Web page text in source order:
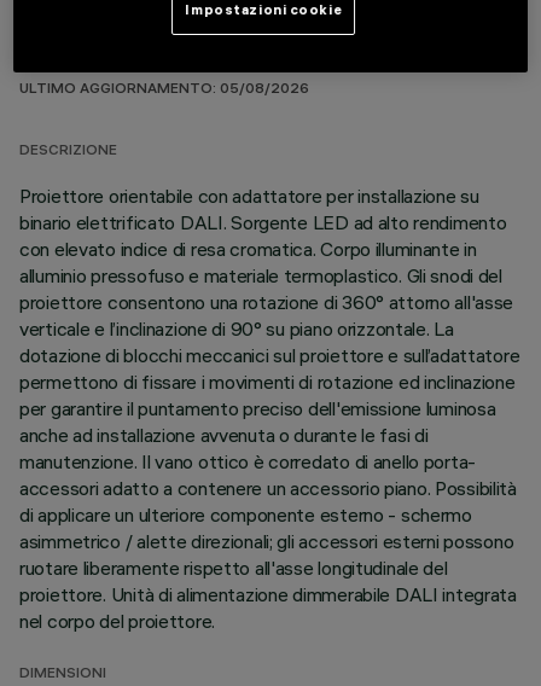
ULTIMO AGGIORNAMENTO: 05/08/2026
DESCRIZIONE
Proiettore orientabile con adattatore per installazione su
binario elettrificato DALI. Sorgente LED ad alto rendimento
con elevato indice di resa cromatica. Corpo illuminante in
alluminio pressofuso e materiale termoplastico. Gli snodi del
proiettore consentono una rotazione di 360° attorno all'asse
verticale e l’inclinazione di 90° su piano orizzontale. La
dotazione di blocchi meccanici sul proiettore e sull’adattatore
permettono di fissare i movimenti di rotazione ed inclinazione
per garantire il puntamento preciso dell'emissione luminosa
anche ad installazione avvenuta o durante le fasi di
manutenzione. Il vano ottico è corredato di anello porta-
accessori adatto a contenere un accessorio piano. Possibilità
di applicare un ulteriore componente esterno - schermo
asimmetrico / alette direzionali; gli accessori esterni possono
ruotare liberamente rispetto all'asse longitudinale del
proiettore. Unità di alimentazione dimmerabile DALI integrata
nel corpo del proiettore.
DIMENSIONI
Impostazioni cookie